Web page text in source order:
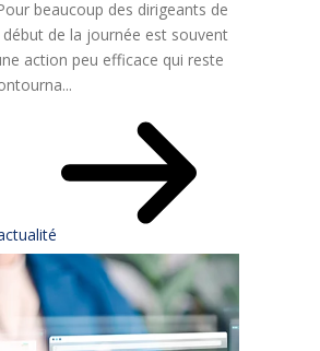
beaucoup des dirigeants de
début de la journée est souvent
action peu efficace qui reste